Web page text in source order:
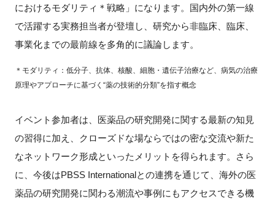
におけるモダリティ＊戦略」になります。国内外の第一線
で活躍する実務担当者が登壇し、研究から非臨床、臨床、
事業化までの最前線を多角的に議論します。
＊モダリティ：低分子、抗体、核酸、細胞・遺伝子治療など、病気の治療
原理やアプローチに基づく“薬の技術的分類”を指す概念
イベント参加者は、医薬品の研究開発に関する最新の知見
の習得に加え、クローズドな場ならではの密な交流や新た
なネットワーク形成といったメリットを得られます。さら
に、今後はPBSS Internationalとの連携を通じて、海外の医
薬品の研究開発に関わる潮流や事例にもアクセスできる機